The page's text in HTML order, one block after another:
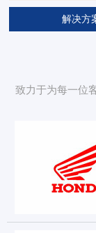
解决方
致力于为每一位